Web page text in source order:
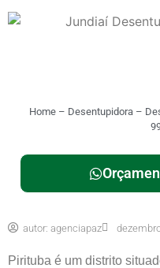
Home – Desentupidora –
autor: agenciapaz
Pirituba é um distrito